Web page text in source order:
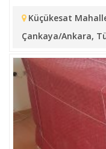
Küçükesat
Çankaya/Ankara,